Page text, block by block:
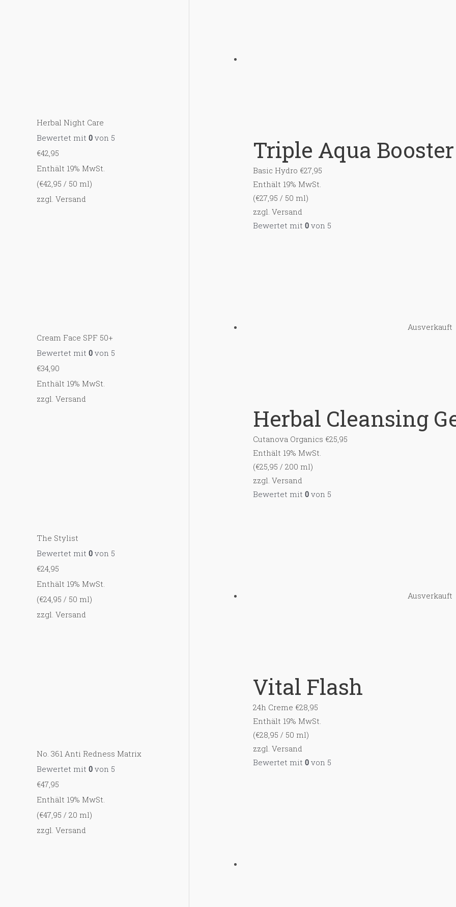
Herbal Night Care
Bewertet mit 0 von 5
€42,95
Enthält 19% MwSt.
(€42,95 / 50 ml)
zzgl. Versand
Cream Face SPF 50+
Bewertet mit 0 von 5
€34,90
Enthält 19% MwSt.
zzgl. Versand
The Stylist
Bewertet mit 0 von 5
€24,95
Enthält 19% MwSt.
(€24,95 / 50 ml)
zzgl. Versand
No. 361 Anti Redness Matrix
Bewertet mit 0 von 5
€47,95
Enthält 19% MwSt.
(€47,95 / 20 ml)
zzgl. Versand
Triple Aqua Booster
Basic Hydro €27,95
Enthält 19% MwSt.
(€27,95 / 50 ml)
zzgl. Versand
Bewertet mit 0 von 5
Ausverkauft
Herbal Cleansing
Cutanova Organics €25,95
Enthält 19% MwSt.
(€25,95 / 200 ml)
zzgl. Versand
Bewertet mit 0 von 5
Ausverkauft
Vital Flash
24h Creme €28,95
Enthält 19% MwSt.
(€28,95 / 50 ml)
zzgl. Versand
Bewertet mit 0 von 5